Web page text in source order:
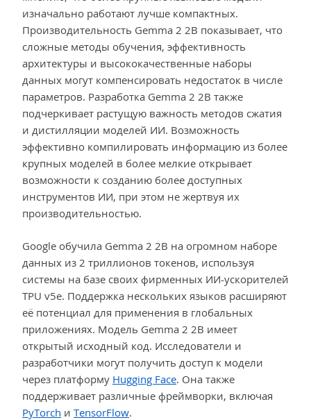
изначально работают лучше компактных.
Производительность Gemma 2 2B показывает, что
сложные методы обучения, эффективность
архитектуры и высококачественные наборы
данных могут компенсировать недостаток в числе
параметров. Разработка Gemma 2 2B также
подчеркивает растущую важность методов сжатия
и дистилляции моделей ИИ. Возможность
эффективно компилировать информацию из более
крупных моделей в более мелкие открывает
возможности к созданию более доступных
инструментов ИИ, при этом не жертвуя их
производительностью.
Google обучила Gemma 2 2B на огромном наборе
данных из 2 триллионов токенов, используя
системы на базе своих фирменных ИИ-ускорителей
TPU v5e. Поддержка нескольких языков расширяют
её потенциал для применения в глобальных
приложениях. Модель Gemma 2 2B имеет
открытый исходный код. Исследователи и
разработчики могут получить доступ к модели
через платформу Hugging Face. Она также
поддерживает различные фреймворки, включая
PyTorch и TensorFlow.